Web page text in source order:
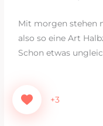
Mit morgen stehen
also so eine Art
Schon etwas
+3